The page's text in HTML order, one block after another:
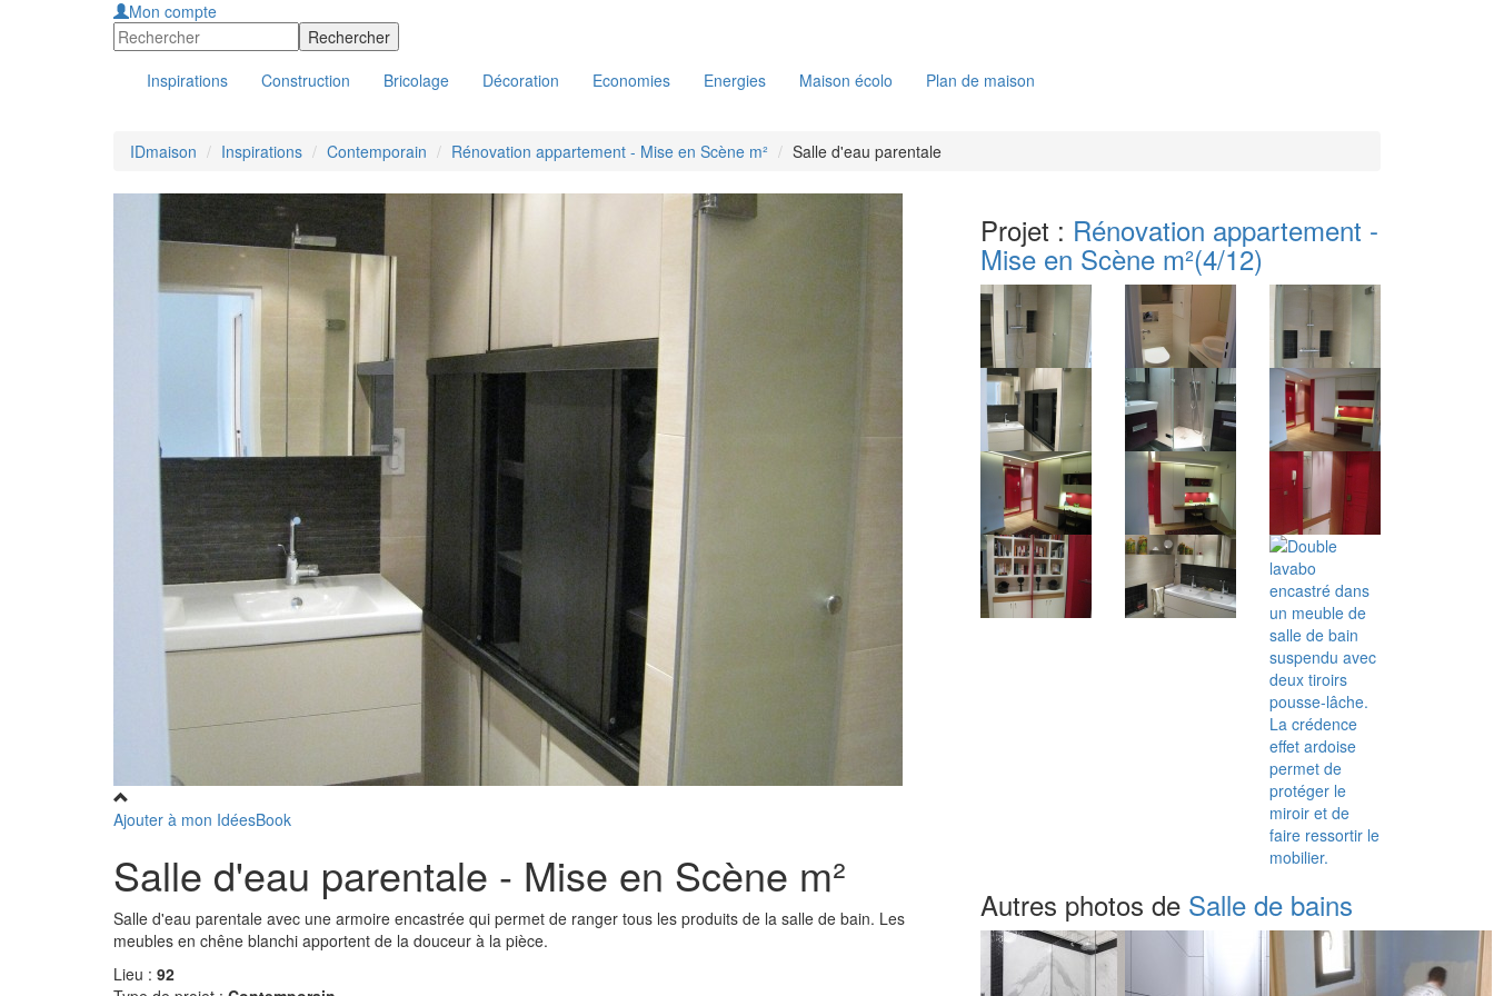
Mon compte
Inspirations Construction Bricolage Décoration Economies Energies Maison écolo Plan de maison
IDmaison Inspirations Contemporain Rénovation appartement - Mise en Scène m² Salle d'eau parentale
Ajouter à mon IdéesBook
Salle d'eau parentale - Mise en Scène m²
Salle d'eau parentale avec une armoire encastrée qui permet de ranger tous les produits de la salle de bain. Les
meubles en chêne blanchi apportent de la douceur à la pièce.
Lieu : 92
Projet : Rénovation appartement -
Mise en Scène m²(4/12)
Autres photos de Salle de bains